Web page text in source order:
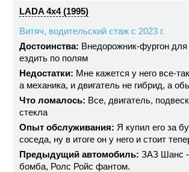
LADA 4x4 (1995)
Витяч, водительский стаж с 2023 г.
Достоинства: Внедорожник-фургон
ездить по полям
Недостатки: Мне кажется у него все-
а механика, и двигатель не гибрид, а
Что ломалось: Все, двигатель,
стекла
Опыт обслуживания: Я купил его за
соседа, ну в итоге он у него и стоит
Предыдущий автомобиль: ЗАЗ Шанс -
бомба, Ролс Ройс фантом.